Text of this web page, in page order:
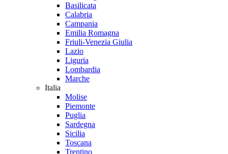
Basilicata
Calabria
Campania
Emilia Romagna
Friuli-Venezia Giulia
Lazio
Liguria
Lombardia
Marche
Italia
Molise
Piemonte
Puglia
Sardegna
Sicilia
Toscana
Trentino